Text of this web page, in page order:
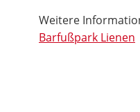
Weitere
Barfußpark Lienen